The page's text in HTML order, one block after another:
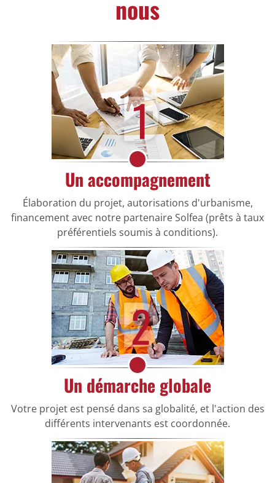
nous
1
Un accompagnement
Élaboration du projet, autorisations d'urbanisme,
financement avec notre partenaire Solfea (prêts à taux
préférentiels soumis à conditions).
2
Un démarche globale
Votre projet est pensé dans sa globalité, et l'action des
différents intervenants est coordonnée.